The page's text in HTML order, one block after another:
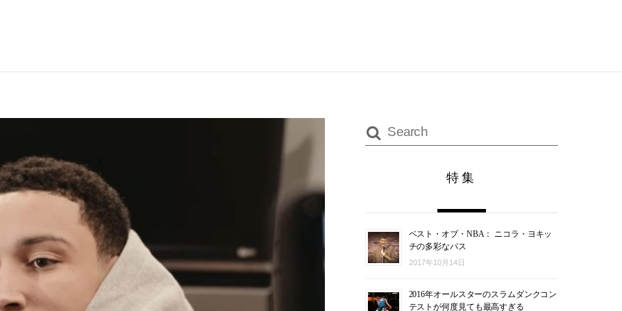
特集
ベスト・オブ・NBA： ニコラ・ヨキッ
チの多彩なパス
2017年10月14日
2016年オールスターのスラムダンクコン
テストが何度見ても最高すぎる